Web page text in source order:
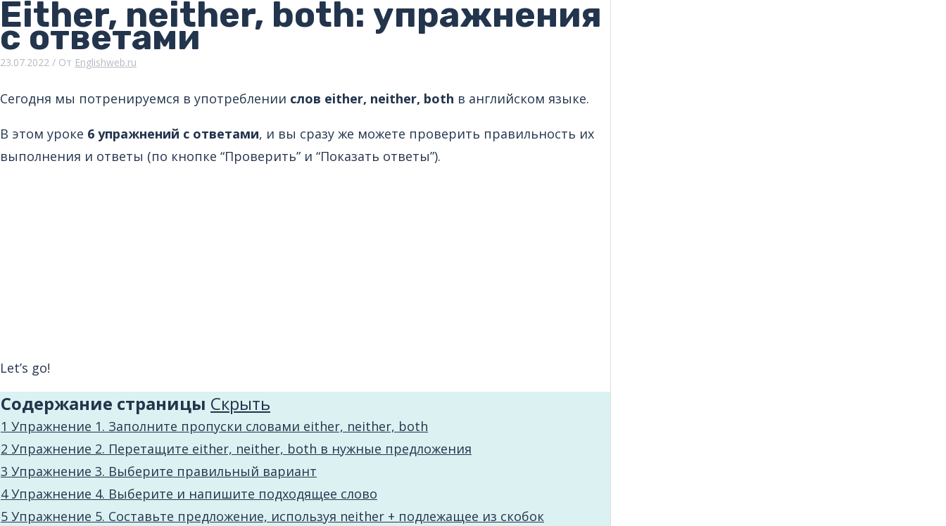
Either, neither, both: упражнения
с ответами
23.07.2022 / От Englishweb.ru
Сегодня мы потренируемся в употреблении слов either, neither, both в английском языке.
В этом уроке 6 упражнений с ответами, и вы сразу же можете проверить правильность их
выполнения и ответы (по кнопке “Проверить” и “Показать ответы”).
Let’s go!
Содержание страницы Cкрыть
1 Упражнение 1. Заполните пропуски словами either, neither, both
2 Упражнение 2. Перетащите either, neither, both в нужные предложения
3 Упражнение 3. Выберите правильный вариант
4 Упражнение 4. Выберите и напишите подходящее слово
5 Упражнение 5. Составьте предложение, используя neither + подлежащее из скобок